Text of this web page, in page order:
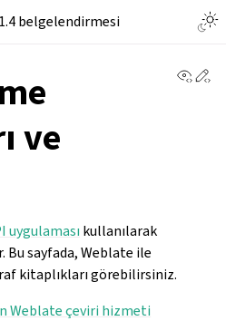
belgelendirmesi
ve
uygulaması kullanılarak
sayfada, Weblate ile
kitaplıkları görebilirsiniz.
Weblate çeviri hizmeti